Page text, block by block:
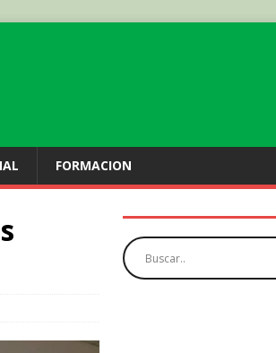
FORMACION